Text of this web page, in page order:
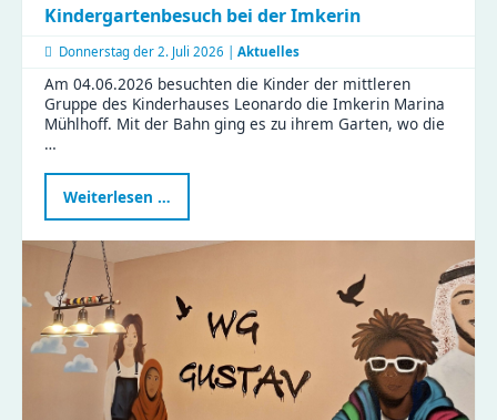
Kindergartenbesuch bei der Imkerin
Donnerstag der 2. Juli 2026 | Aktuelles
Am 04.06.2026 besuchten die Kinder der mittleren
Gruppe des Kinderhauses Leonardo die Imkerin Marina
Mühlhoff. Mit der Bahn ging es zu ihrem Garten, wo die
…
Weiterlesen …
bei
der
Imkerin